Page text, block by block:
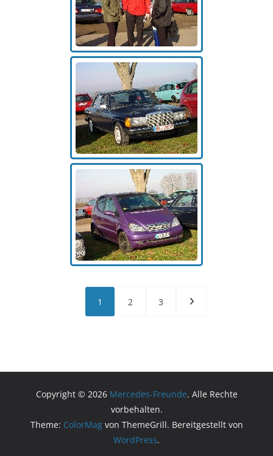
1 2 3
Copyright © 2026 Mercedes-Freunde. Alle Rechte
vorbehalten.
Theme: ColorMagvon ThemeGrill. Bereitgestellt von
WordPress.